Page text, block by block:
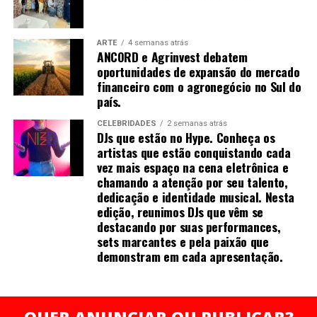
participação feminina no setor de transporte e
mobilidade, além de campanhas solidárias.
frequentes e sensação de choque ao movimentar o
pescoço.
As causas da hérnia de disco vão além da postura
incorreta. O desgaste natural com a idade, traumas
físicos, esforço repetitivo e sedentarismo contribuem
para a degeneração dos discos. “Muitos pacientes
passam horas com o pescoço projetado para frente,
usando celular ou computador. Essa posição
sobrecarrega a coluna e acelera o desgaste”, observa o
O tratamento pode variar conforme a gravidade. Em
muitos casos, fisioterapia, fortalecimento muscular,
correção postural, uso de analgésicos e infiltrações são
suficientes para reduzir a inflamação e devolver
mobilidade. Mas quando há déficits neurológicos ou dor
ARTE 4 semanas atrás
ANCORD e Agrinvest debatem
oportunidades de expansão do mercado
financeiro com o agronegócio no Sul do
país.
CELEBRIDADES 2 semanas atrás
DJs que estão no Hype. Conheça os
artistas que estão conquistando cada
vez mais espaço na cena eletrônica e
chamando a atenção por seu talento,
dedicação e identidade musical. Nesta
edição, reunimos DJs que vêm se
destacando por suas performances,
sets marcantes e pela paixão que
demonstram em cada apresentação.